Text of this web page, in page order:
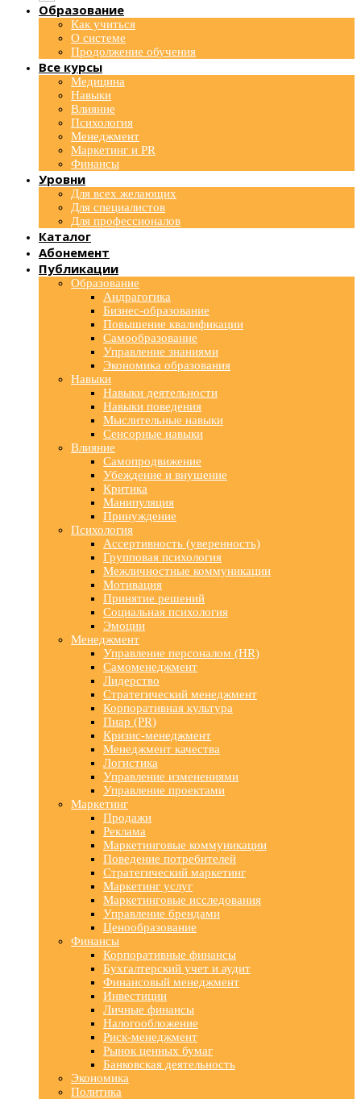
Образование
Как учиться
О системе
Продолжение обучения
Все курсы
Медицина
Навыки
Влияние
Психология
Менеджмент
Маркетинг и PR
Финансы
Уровни
Для всех желающих
Для специалистов
Для профессионалов
Каталог
Абонемент
Публикации
Образование
Андрагогика
Бизнес-образование
Повышение квалификации
Самообразование
Управление знаниями
Экономика образования
Навыки
Навыки деятельности
Навыки поведения
Мыслительные навыки
Сенсорные навыки
Влияние
Самопродвижение
Убеждение и внушение
Критика
Манипуляция
Принуждение
Психология
Ассертивность (уверенность)
Групповая психология
Межличностные коммуникации
Мотивация
Принятие решений
Социальная психология
Эмоции
Менеджмент
Управление персоналом (HR)
Самоменеджмент
Лидерство
Стратегический менеджмент
Корпоративная культура
Пиар (PR)
Кризис-менеджмент
Менеджмент качества
Логистика
Управление изменениями
Управление проектами
Маркетинг
Продажи
Реклама
Маркетинговые коммуникации
Поведение потребителей
Стратегический маркетинг
Маркетинг услуг
Маркетинговые исследования
Управление брендами
Ценообразование
Финансы
Корпоративные финансы
Бухгалтерский учет и аудит
Финансовый менеджмент
Инвестиции
Личные финансы
Налогообложение
Риск-менеджмент
Рынок ценных бумаг
Банковская деятельность
Экономика
Политика